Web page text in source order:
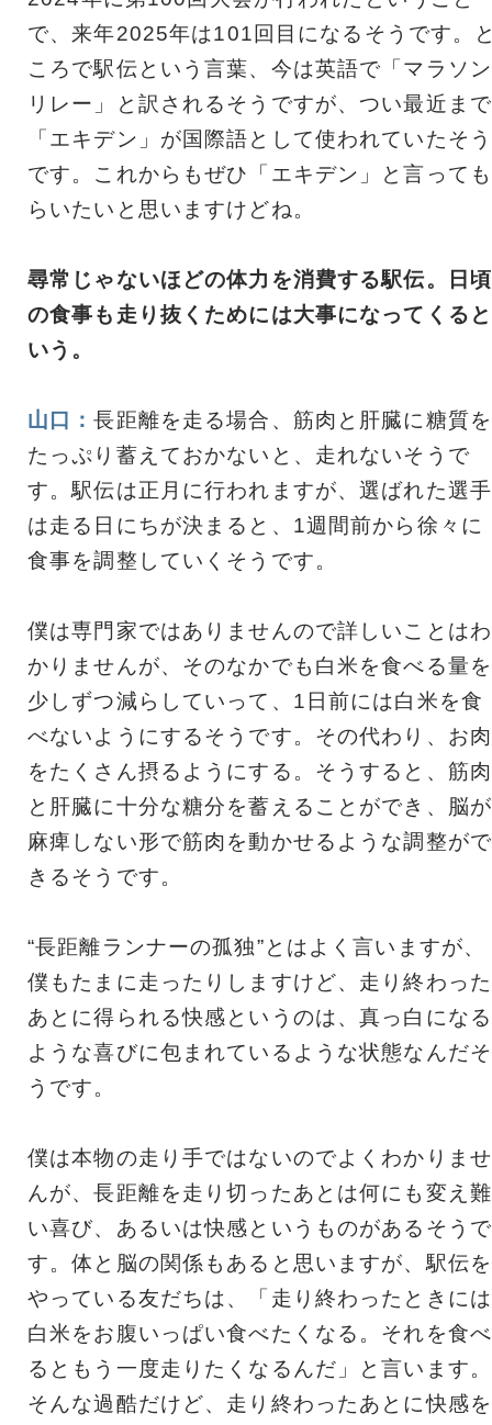
で、来年2025年は101回目になるそうです。
ころで駅伝という言葉、今は英語で「マラソン
リレー」と訳されるそうですが、つい最近まで
「エキデン」が国際語として使われていたそう
です。これからもぜひ「エキデン」と言っても
らいたいと思いますけどね。
尋常じゃないほどの体力を消費する駅伝。日頃
の食事も走り抜くためには大事になってくると
いう。
山口：長距離を走る場合、筋肉と肝臓に糖質を
たっぷり蓄えておかないと、走れないそうで
す。駅伝は正月に行われますが、選ばれた選手
は走る日にちが決まると、1週間前から徐々に
食事を調整していくそうです。
僕は専門家ではありませんので詳しいことはわ
かりませんが、そのなかでも白米を食べる量を
少しずつ減らしていって、1日前には白米を食
べないようにするそうです。その代わり、お肉
をたくさん摂るようにする。そうすると、筋肉
と肝臓に十分な糖分を蓄えることができ、脳が
麻痺しない形で筋肉を動かせるような調整がで
きるそうです。
“長距離ランナーの孤独”とはよく言いますが、
僕もたまに走ったりしますけど、走り終わった
あとに得られる快感というのは、真っ白になる
ような喜びに包まれているような状態なんだそ
うです。
僕は本物の走り手ではないのでよくわかりませ
んが、長距離を走り切ったあとは何にも変え難
い喜び、あるいは快感というものがあるそうで
す。体と脳の関係もあると思いますが、駅伝を
やっている友だちは、「走り終わったときには
白米をお腹いっぱい食べたくなる。それを食べ
るともう一度走りたくなるんだ」と言います。
そんな過酷だけど、走り終わったあとに快感を